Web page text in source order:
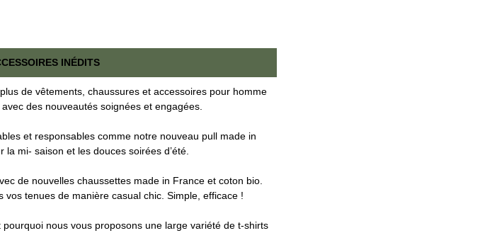
INÉDITS
de vêtements, chaussures et accessoires pour homme
des nouveautés soignées et engagées.
et responsables comme notre nouveau pull made in
mi- saison et les douces soirées d’été.
de nouvelles chaussettes made in France et coton bio.
tenues de manière casual chic. Simple, efficace !
nous vous proposons une large variété de t-shirts